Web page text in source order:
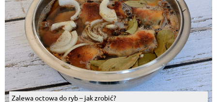
Zalewa octowa do ryb – jak zrobić?